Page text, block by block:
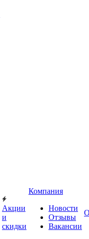
Акции
и
скидки
Компания
Новости
Отзывы
Вакансии